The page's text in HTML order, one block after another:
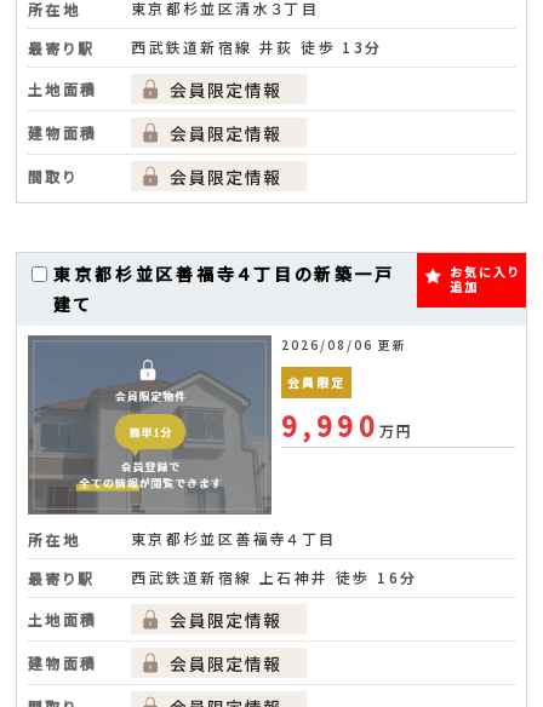
所在地
東京都杉並区清水３丁目
最寄り駅
西武鉄道新宿線 井荻 徒歩 13分
土地面積
建物面積
間取り
東京都杉並区善福寺４丁目の新築一戸
建て
お気に入り
追加
2026/08/06 更新
会員限定
9,990万円
所在地
東京都杉並区善福寺４丁目
最寄り駅
西武鉄道新宿線 上石神井 徒歩 16分
土地面積
建物面積